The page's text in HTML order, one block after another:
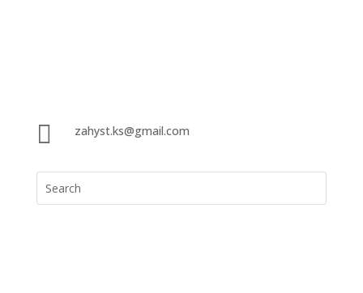
 zahyst.ks@gmail.com